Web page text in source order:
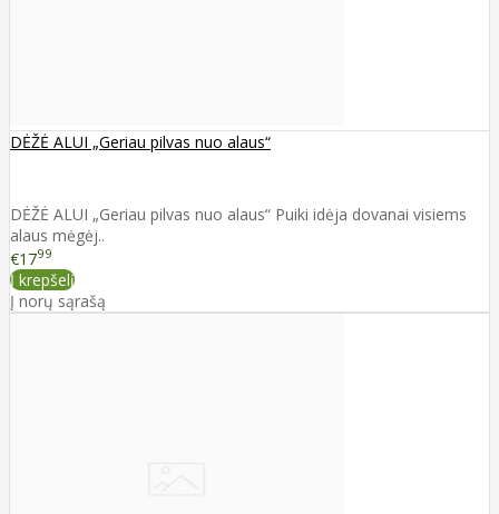
DĖŽĖ ALUI „Geriau pilvas nuo alaus“
DĖŽĖ ALUI „Geriau pilvas nuo alaus“ Puiki idėja dovanai visiems
alaus mėgėj..
€1799
Į krepšelį
Į norų sąrašą